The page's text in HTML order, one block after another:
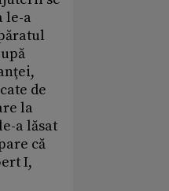
le-a
de
la
a lăsat
că
I,